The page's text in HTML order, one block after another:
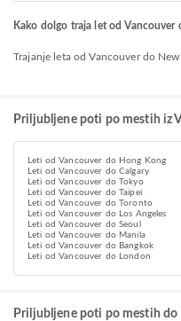
Kako dolgo traja let od Vancouver
Trajanje leta od Vancouver do
Priljubljene poti po mestih iz
Leti od Vancouver do Hong Kong
Leti od Vancouver do Calgary
Leti od Vancouver do Tokyo
Leti od Vancouver do Taipei
Leti od Vancouver do Toronto
Leti od Vancouver do Los Angeles
Leti od Vancouver do Seoul
Leti od Vancouver do Manila
Leti od Vancouver do Bangkok
Leti od Vancouver do London
Priljubljene poti po mestih do